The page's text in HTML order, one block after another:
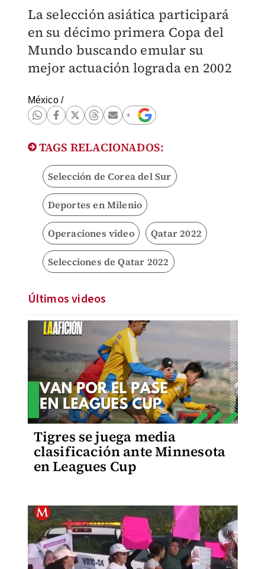
La selección asiática participará
en su décimo primera Copa del
Mundo buscando emular su
mejor actuación lograda en 2002
México/
TAGS RELACIONADOS:
Selección de Corea del Sur
Deportes en Milenio
Operaciones video Qatar 2022
Selecciones de Qatar 2022
Últimos videos
Tigres se juega media
clasificación ante Minnesota
en Leagues Cup